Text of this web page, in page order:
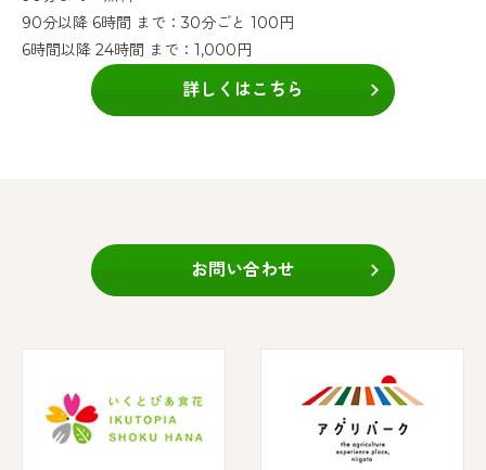
90分以降 6時間 まで：30分ごと 100円
6時間以降 24時間 まで：1,000円
詳しくはこちら
お問い合わせ